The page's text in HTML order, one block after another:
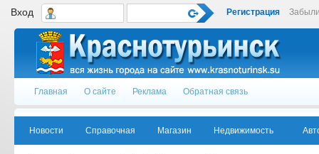
Вход Регистрация
Главная О сайте Реклама Обратная связь
Новости Справочная Магазин Недвижимость